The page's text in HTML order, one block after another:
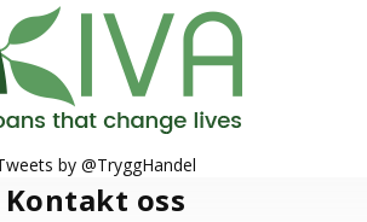
by @TryggHandel
Kontakt oss